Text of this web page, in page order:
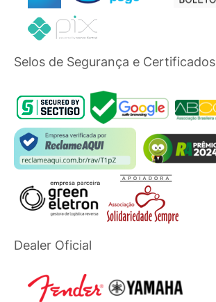
Selos de Segurança e Certificados
Dealer Oficial